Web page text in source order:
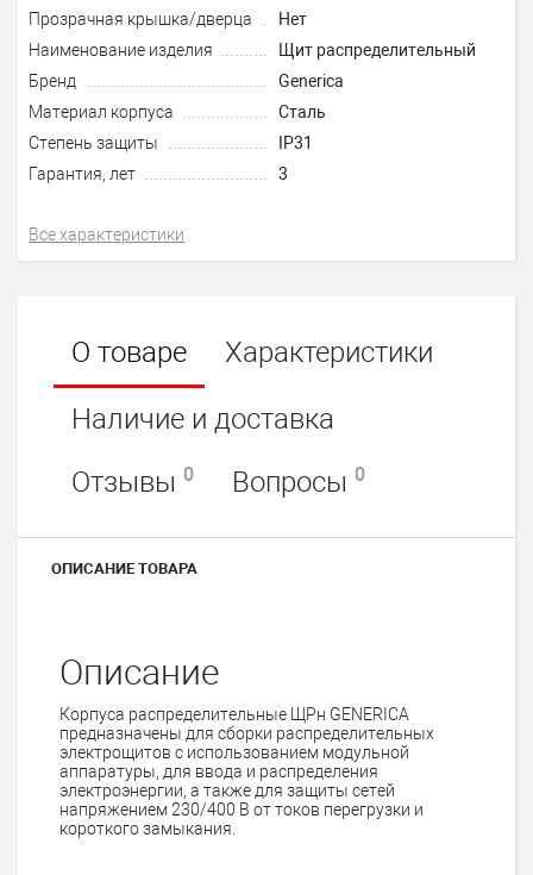
Прозрачная крышка/дверца
Нет
Наименование изделия
Щит распределительный
Бренд
Generica
Материал корпуса
Cталь
Степень защиты
IP31
Гарантия, лет
3
Все характеристики
О товаре
Характеристики
Наличие и доставка
Отзывы 0 Вопросы 0
ОПИСАНИЕ ТОВАРА
Описание
Корпуса распределительные ЩРн GENERICA
предназначены для сборки распределительных
электрощитов с использованием модульной
аппаратуры, для ввода и распределения
электроэнергии, а также для защиты сетей
напряжением 230/400 В от токов перегрузки и
короткого замыкания.